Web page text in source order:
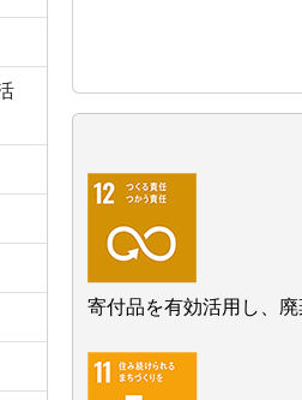
寄付品を有効活用し、